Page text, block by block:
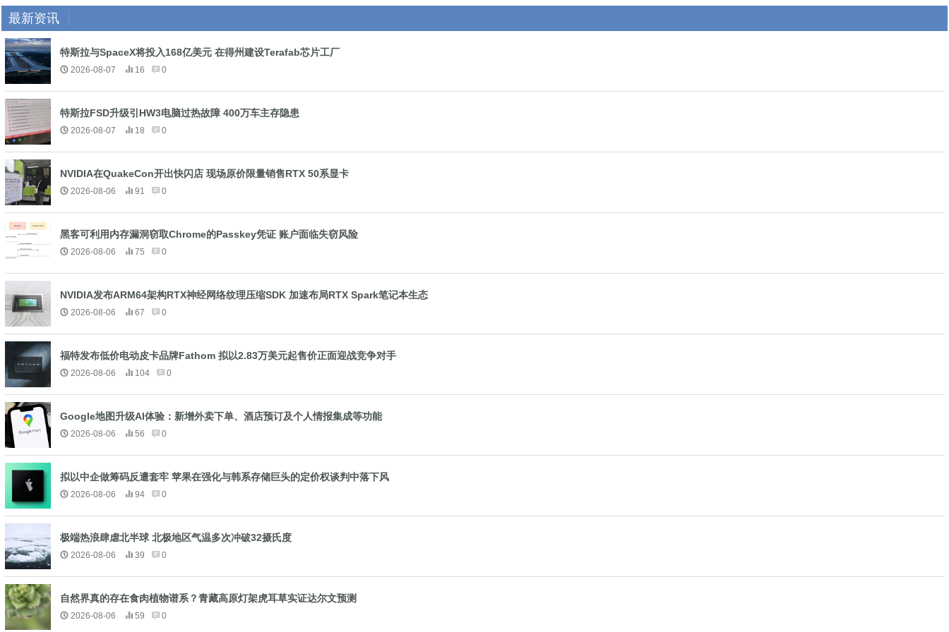
最新资讯
特斯拉与SpaceX将投入168亿美元 在得州建设Terafab芯片工厂
2026-08-07 16 0
特斯拉FSD升级引HW3电脑过热故障 400万车主存隐患
2026-08-07 18 0
NVIDIA在QuakeCon开出快闪店 现场原价限量销售RTX 50系显卡
2026-08-06 91 0
黑客可利用内存漏洞窃取Chrome的Passkey凭证 账户面临失窃风险
2026-08-06 75 0
NVIDIA发布ARM64架构RTX神经网络纹理压缩SDK 加速布局RTX Spark笔记本生态
2026-08-06 67 0
福特发布低价电动皮卡品牌Fathom 拟以2.83万美元起售价正面迎战竞争对手
2026-08-06 104 0
Google地图升级AI体验：新增外卖下单、酒店预订及个人情报集成等功能
2026-08-06 56 0
拟以中企做筹码反遭套牢 苹果在强化与韩系存储巨头的定价权谈判中落下风
2026-08-06 94 0
极端热浪肆虐北半球 北极地区气温多次冲破32摄氏度
2026-08-06 39 0
自然界真的存在食肉植物谱系？青藏高原灯架虎耳草实证达尔文预测
2026-08-06 59 0